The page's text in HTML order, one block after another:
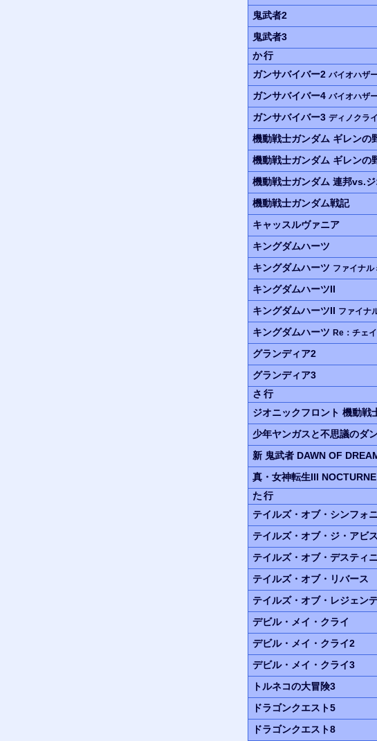
鬼武者2
鬼武者3
か行
ガンサバイバー2 バイオハザ
ガンサバイバー4 バイオハザ
ガンサバイバー3 ディノクラ
機動戦士ガンダム ギレンの
機動戦士ガンダム ギレンの
機動戦士ガンダム 連邦vs.ジ
機動戦士ガンダム戦記
キャッスルヴァニア
キングダムハーツ
キングダムハーツ ファイナル
キングダムハーツII
キングダムハーツII ファイナ
キングダムハーツ Re：チェ
グランディア2
グランディア3
さ行
ジオニックフロント 機動戦
少年ヤンガスと不思議のダ
新 鬼武者 DAWN OF
真・女神転生III NOCTURNE
た行
テイルズ・オブ・シンフォ
テイルズ・オブ・ジ・アビス
テイルズ・オブ・デスティ
テイルズ・オブ・リバース
テイルズ・オブ・レジェン
デビル・メイ・クライ
デビル・メイ・クライ2
デビル・メイ・クライ3
トルネコの大冒険3
ドラゴンクエスト5
ドラゴンクエスト8